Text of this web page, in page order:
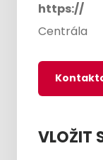
https://
Centrála
VLOŽIT